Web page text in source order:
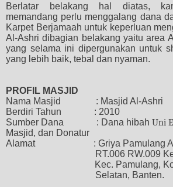
Berlatar belakang hal diatas,
memandang perlu menggalang dana
Karpet Berjamaah untuk keperluan
Al-Ashri dibagian belakang yaitu area
yang selama ini dipergunakan untuk
yang lebih baik, tebal dan nyaman.
PROFIL MASJID
Nama Masjid
: Masjid Al-Ashri
Berdiri Tahun
: 2010
Sumber Dana
: Dana hibah Uni
Masjid, dan Donatur
Alamat
: Griya Pamulang
RT.006 RW.009
Kec. Pamulang,
Selatan, Banten.